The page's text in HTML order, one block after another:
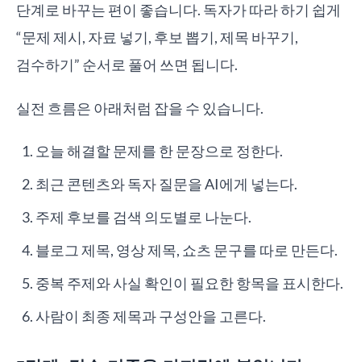
단계로 바꾸는 편이 좋습니다. 독자가 따라 하기 쉽게
“문제 제시, 자료 넣기, 후보 뽑기, 제목 바꾸기,
검수하기” 순서로 풀어 쓰면 됩니다.
실전 흐름은 아래처럼 잡을 수 있습니다.
오늘 해결할 문제를 한 문장으로 정한다.
최근 콘텐츠와 독자 질문을 AI에게 넣는다.
주제 후보를 검색 의도별로 나눈다.
블로그 제목, 영상 제목, 쇼츠 문구를 따로 만든다.
중복 주제와 사실 확인이 필요한 항목을 표시한다.
사람이 최종 제목과 구성안을 고른다.